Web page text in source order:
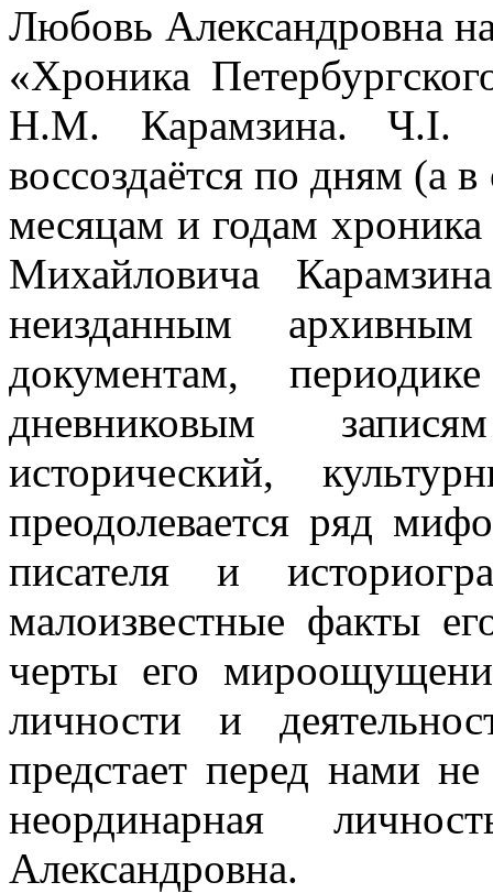
Любовь Александровна
«Хроника
Н.М. Карамзина. Ч.I.
воссоздаётся по дням (а
месяцам и годам
Михайловича
неизданным
документам,
дневниковым
исторический,
преодолевается ряд
писателя и
малоизвестные факты
черты его
личности и
предстает перед нами
неординарная
Александровна.